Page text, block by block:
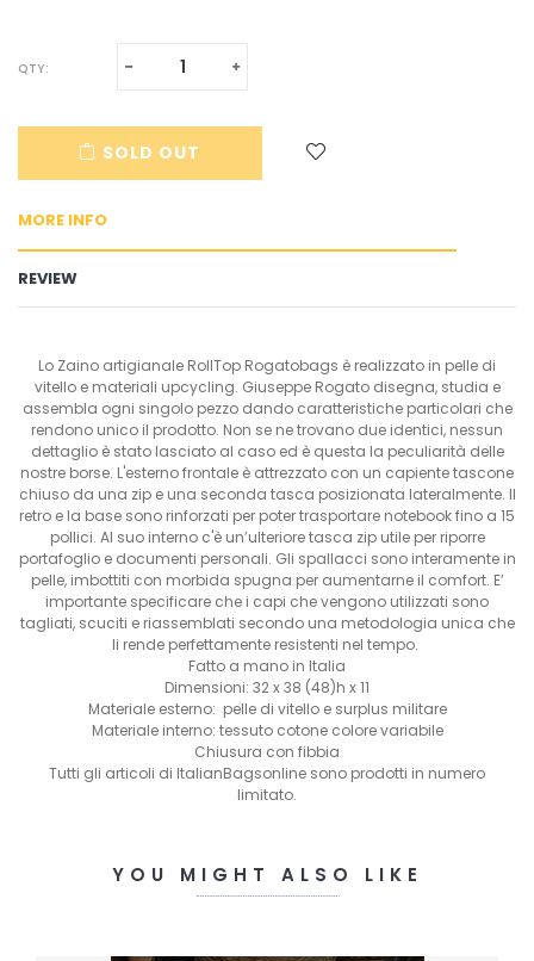
QTY:
Translation
Translation
SOLD OUT
MORE INFO
REVIEW
Lo Zaino artigianale RollTop Rogatobags è realizzato in pelle di
vitello e materiali upcycling. Giuseppe Rogato disegna, studia e
assembla ogni singolo pezzo dando caratteristiche particolari che
rendono unico il prodotto. Non se ne trovano due identici, nessun
dettaglio è stato lasciato al caso ed è questa la peculiarità delle
nostre borse. L'esterno frontale è attrezzato con un capiente tascone
chiuso da una zip e una seconda tasca posizionata lateralmente. Il
retro e la base sono rinforzati per poter trasportare notebook fino a 15
pollici. Al suo interno c'è un’ulteriore tasca zip utile per riporre
portafoglio e documenti personali. Gli spallacci sono interamente in
pelle, imbottiti con morbida spugna per aumentarne il comfort. E’
importante specificare che i capi che vengono utilizzati sono
tagliati, scuciti e riassemblati secondo una metodologia unica che
li rende perfettamente resistenti nel tempo.
Fatto a mano in Italia
Dimensioni: 32 x 38 (48)h x 11
Materiale esterno: pelle di vitello e surplus militare
Materiale interno: tessuto cotone colore variabile
Chiusura con fibbia
Tutti gli articoli di ItalianBagsonline sono prodotti in numero
limitato.
YOU MIGHT ALSO LIKE